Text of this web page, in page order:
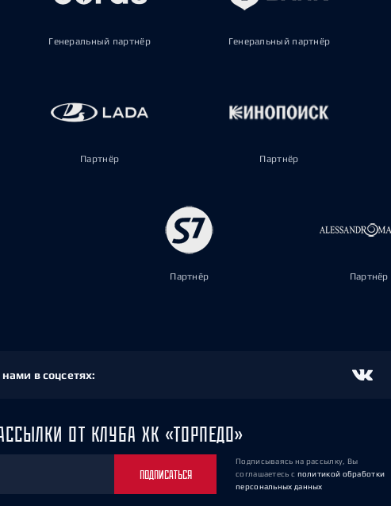
Генеральный партнёр Генеральный партнёр
Партнёр Партнёр
Партнёр Партнёр
в соцсетях:
ОТ КЛУБА ХК «ТОРПЕДО»
ПОДПИСАТЬСЯ
Подписываясь на рассылку, Вы
соглашаетесь с политикой обработки
персональных данных